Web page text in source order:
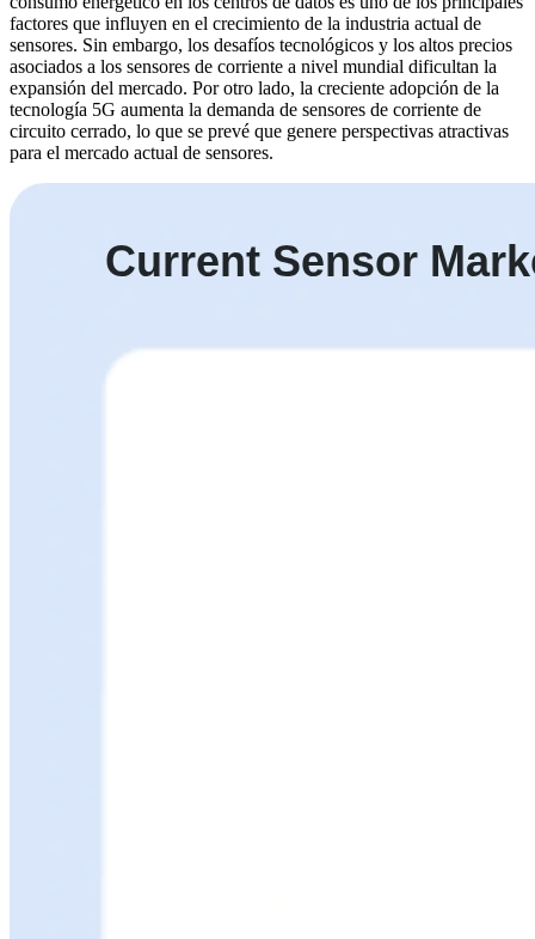
factores que influyen en el crecimiento de la industria actual de
sensores. Sin embargo, los desafíos tecnológicos y los altos precios
asociados a los sensores de corriente a nivel mundial dificultan la
expansión del mercado. Por otro lado, la creciente adopción de la
tecnología 5G aumenta la demanda de sensores de corriente de
circuito cerrado, lo que se prevé que genere perspectivas atractivas
para el mercado actual de sensores.